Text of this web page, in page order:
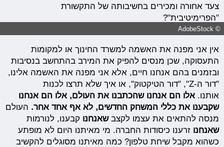
צעד אחורה ומכירים בחשיבותה של התקשורת
"הפרימיטיבית"?
© AdobeStock
אין אני מפנה את האשמה למשרד החינוך או למקומות
התעסוקה, שכן מנסים להפיק את המירב בהתחשב בנסיבות
ובזמנים בהם אנחנו חיים, אלא אני מפנה את האשמה אלינו,
"דור ה-Z", "דור הטיקטוק", או איך שלא תרצו לכנות
אותנו.אלו הם אנחנו שהכתבנו את העולם, אלו הם אנחנו
שקבענו את כללי המשחק החדשים, לא אף אחד אחר. העולם
מנסה להתאים את עצמו לקצבשאנחנו קבענו, לנורמות
שאנחנו זרענו כיסודות החברה. מי מאיתנו היום לא מופתע
כשהוא מקבל שיחת טלפון? כמה מאיתנו מסוגלים להקשיב